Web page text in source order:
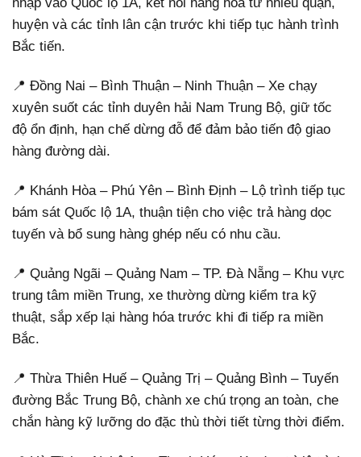
huyện và các tỉnh lân cận trước khi tiếp tục hành trình
Bắc tiến.
📍 Đồng Nai – Bình Thuận – Ninh Thuận – Xe chạy
xuyên suốt các tỉnh duyên hải Nam Trung Bộ, giữ tốc
độ ổn định, hạn chế dừng đỗ để đảm bảo tiến độ giao
hàng đường dài.
📍 Khánh Hòa – Phú Yên – Bình Định – Lộ trình tiếp tục
bám sát Quốc lộ 1A, thuận tiện cho việc trả hàng dọc
tuyến và bổ sung hàng ghép nếu có nhu cầu.
📍 Quảng Ngãi – Quảng Nam – TP. Đà Nẵng – Khu vực
trung tâm miền Trung, xe thường dừng kiểm tra kỹ
thuật, sắp xếp lại hàng hóa trước khi đi tiếp ra miền
Bắc.
📍 Thừa Thiên Huế – Quảng Trị – Quảng Bình – Tuyến
đường Bắc Trung Bộ, chành xe chú trọng an toàn, che
chắn hàng kỹ lưỡng do đặc thù thời tiết từng thời điểm.